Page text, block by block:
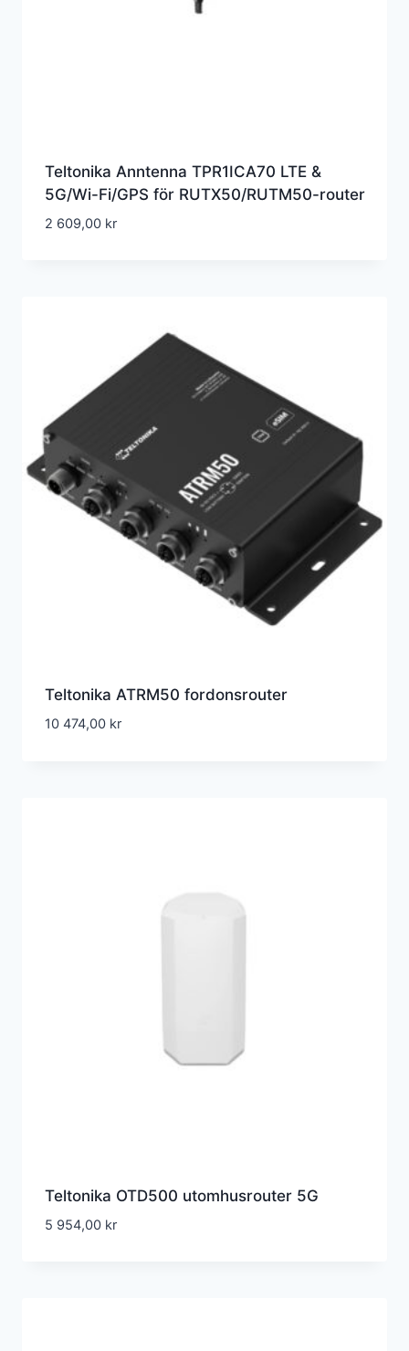
Teltonika Anntenna TPR1ICA70 LTE &
5G/Wi-Fi/GPS för RUTX50/RUTM50-router
2 609,00 kr
Teltonika ATRM50 fordonsrouter
10 474,00 kr
Teltonika OTD500 utomhusrouter 5G
5 954,00 kr